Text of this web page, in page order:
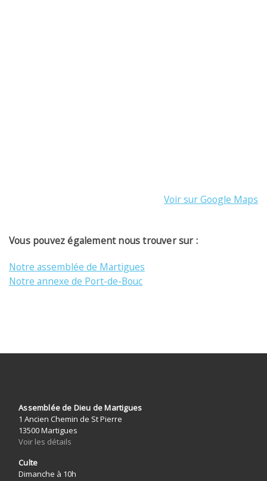
Voir sur Google Maps
Vous pouvez également nous trouver sur :
Notre assemblée de Martigues
Notre annexe de Port-de-Bouc
Assemblée de Dieu de Martigues
1 Ancien Chemin de St Pierre
13500 Martigues
Voir les détails
Culte
Dimanche à 10h